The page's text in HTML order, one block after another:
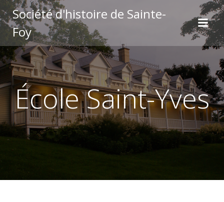
au
Société d'histoire de Sainte-
Foy
École Saint-Yves